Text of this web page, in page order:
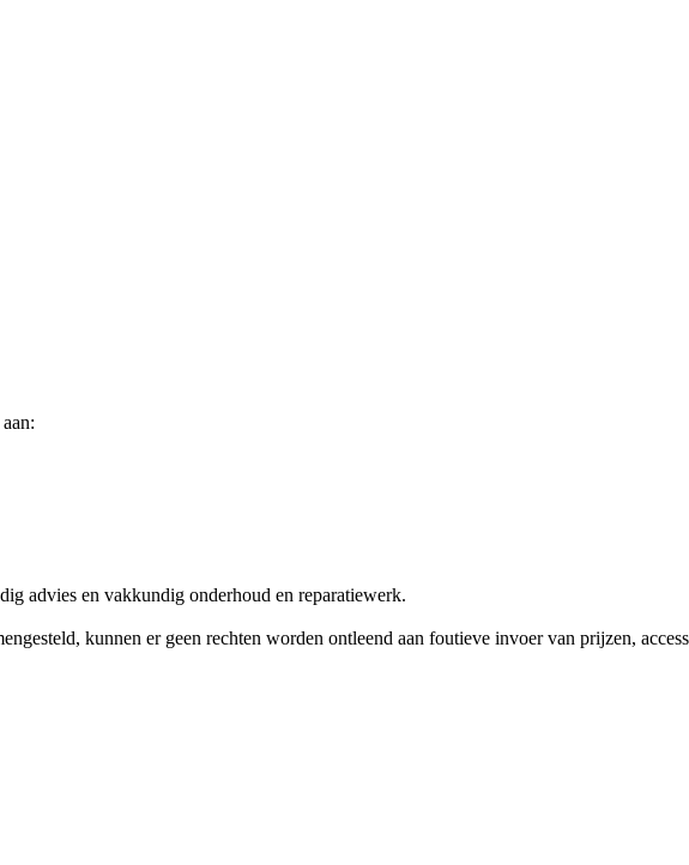
advies en vakkundig onderhoud en reparatiewerk.
kunnen er geen rechten worden ontleend aan foutieve invoer van prijzen,